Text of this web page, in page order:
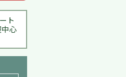
ト
心